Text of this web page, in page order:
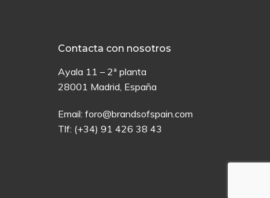
Contacta con nosotros
Ayala 11 – 2ª planta
28001 Madrid, España
Email: foro@brandsofspain.com
Tlf: (+34) 91 426 38 43